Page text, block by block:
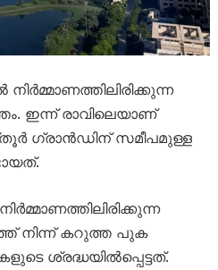
ഇന്ന് രാവിലെയാണ്
ഗ്രാൻഡിന് സമീപമുള്ള
നിന്ന് കറുത്ത പുക
ശ്രദ്ധയിൽപ്പെട്ടത്.